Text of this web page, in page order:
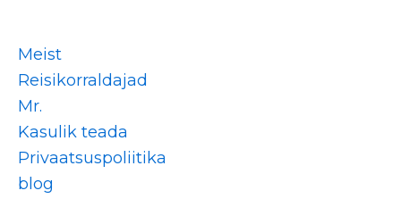
Meist
Reisikorraldajad
Mr.
Kasulik teada
Privaatsuspoliitika
blog